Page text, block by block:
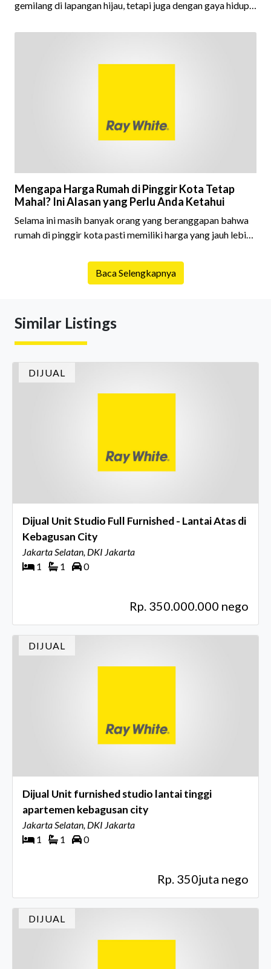
gemilang di lapangan hijau, tetapi juga dengan gaya hidup
pesepak bola terbaik sepanjang masa, Messi memiliki
Mengapa Harga Rumah di Pinggir Kota Tetap
Mahal? Ini Alasan yang Perlu Anda Ketahui
Selama ini masih banyak orang yang beranggapan bahwa
rumah di pinggir kota pasti memiliki harga yang jauh lebih
Anggapan tersebut memang tidak sepenuhnya salah,
tetapi kondisi pasar properti saat ini men
Baca Selengkapnya
Similar Listings
DIJUAL
Dijual Unit Studio Full Furnished - Lantai Atas di
Kebagusan City
Jakarta Selatan, DKI Jakarta
1
1 0
Rp. 350.000.000 nego
DIJUAL
Dijual Unit furnished studio lantai tinggi
apartemen kebagusan city
Jakarta Selatan, DKI Jakarta
1
1 0
Rp. 350juta nego
DIJUAL